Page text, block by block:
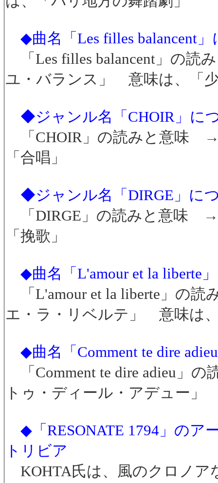
◆曲名「Les filles balancent
「Les filles balancent」の
ユ・バランス」 意味は、「
◆ジャンル名「CHOIR」に
「CHOIR」の読みと意味
「合唱」
◆ジャンル名「DIRGE」に
「DIRGE」の読みと意味
「挽歌」
◆曲名「L'amour et la liberte
「L'amour et la liberte」の
エ・ラ・リベルテ」 意味は
◆曲名「Comment te dire
「Comment te dire adieu」
トゥ・ディール・アデュー
◆「RESONATE 1794」のア
トリビア
KOHTA氏は、風のクロノア